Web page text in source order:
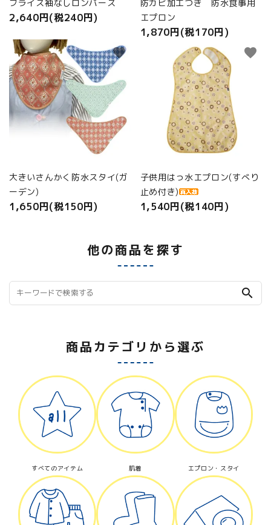
フライス袖なしロンパース
2,640円(税240円)
防カビ加工つき 防水食事用
エプロン
1,870円(税170円)
大きいさんかく防水スタイ(ガ
ーデン)
1,650円(税150円)
favorite
子供用はっ水エプロン(すべり
止め付き)
1,540円(税140円)
favorite
他の商品を探す
search
商品カテゴリから選ぶ
すべてのアイテム 肌着 エプロン・スタイ